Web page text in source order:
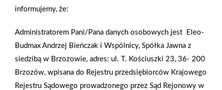
Witowie. Mrówka towarzyszyła najmłodszym w nauce zasad
bezpiecznego poruszania się po drodze. Dzieci z ogromnym
zaangażowaniem poznawały przepisy ruchu drogowego i
uczyły się, jak dbać o swoje bezpieczeństwo. Cieszymy się, że
mogliśmy być częścią tej ważnej lekcji!
informujemy, że:
Administratorem Pani/Pana danych osobowych jest Eleo-
Budmax Andrzej Bieńczak i Wspólnicy, Spółka Jawna z
siedzibą w Brzozowie, adres: ul. T. Kościuszki 23, 36- 200
Brzozów, wpisana do Rejestru przedsiębiorców Krajowego
Rejestru Sądowego prowadzonego przez Sąd Rejonowy w